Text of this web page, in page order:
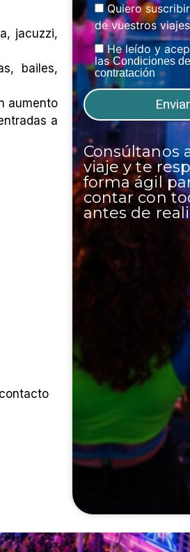
jacuzzi,
bailes,
aumento
a
Quiero
de vuestros viajes
He leído y
lasCondiciones
contratación
Consúltanos
viaje y te
forma ágil
contar con
antes de